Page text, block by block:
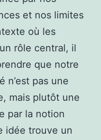
et nos limites
où les
rôle central, il
que notre
n’est pas une
mais plutôt une
par la notion
idée trouve un